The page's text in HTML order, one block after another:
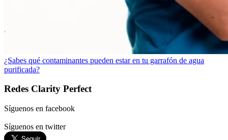
¿Sabes qué contaminantes pueden estar en tu garrafón de agua
purificada?
Redes Clarity Perfect
Síguenos en facebook
Síguenos en twitter